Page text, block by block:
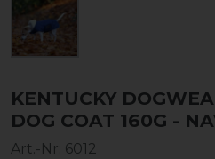
KENTUCKY
DOG COAT 160G -
Art.-Nr: 6012